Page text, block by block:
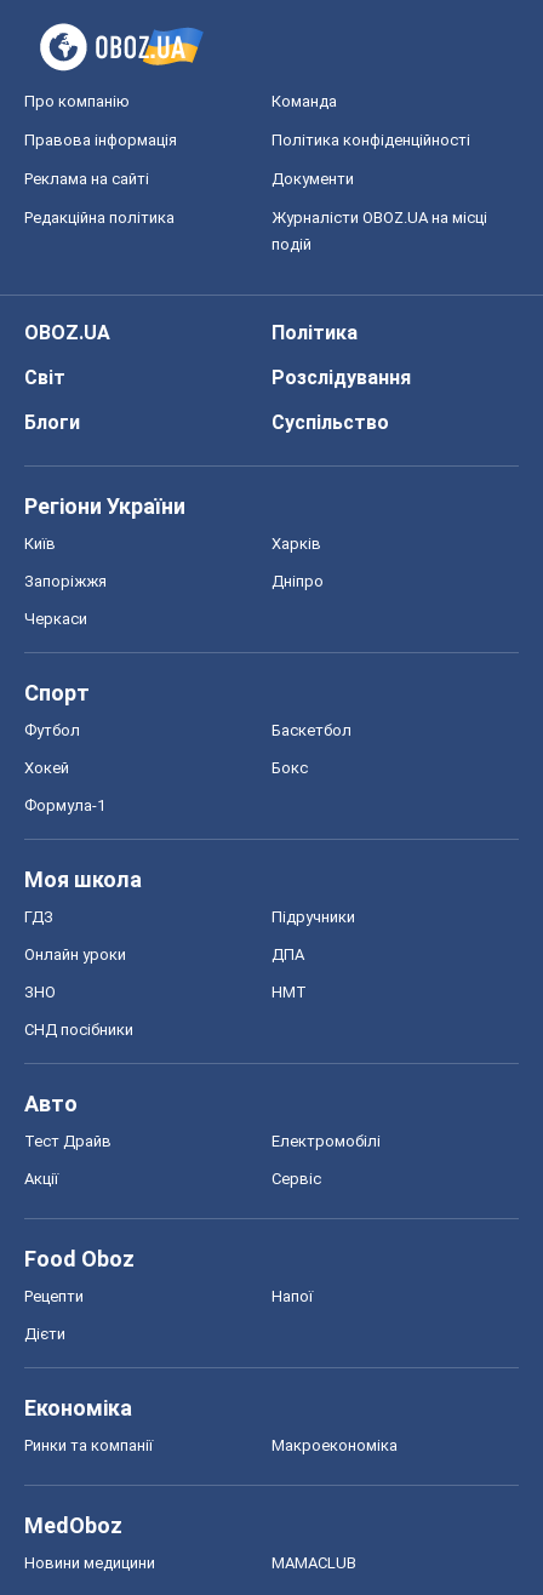
Про компанію Команда
Правова інформація Політика конфіденційності
Реклама на сайті Документи
Редакційна політика
Журналісти OBOZ.UA на місці
подій
OBOZ.UA
Політика
Світ
Розслідування
Блоги
Суспільство
Регіони України
Київ Харків
Запоріжжя Дніпро
Черкаси
Спорт
Футбол Баскетбол
Хокей Бокс
Формула-1
Моя школа
ГДЗ Підручники
Онлайн уроки ДПА
ЗНО НМТ
СНД посібники
Авто
Тест Драйв Електромобілі
Акції Сервіс
Food Oboz
Рецепти Напої
Дієти
Економіка
Ринки та компанії Макроекономіка
MedOboz
Новини медицини MAMACLUB